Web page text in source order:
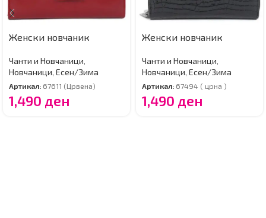
Женски новчаник
Чанти и Новчаници,
Новчаници, Есен/Зима
Артикал: 67611 (Црвена)
1,490 ден
Женски новчаник
Чанти и Новчаници,
Новчаници, Есен/Зима
Артикал: 67494 ( црна )
1,490 ден